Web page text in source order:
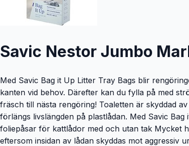
Savic Nestor Jumbo
Med Savic Bag it Up Litter Tray Bags blir
kanten vid behov. Därefter kan du fylla på med
fräsch till nästa rengöring! Toaletten är skyddad
förlängs livslängden på plastlådan. Med Savic
foliepåsar för kattlådor med och utan tak Mycket
eftersom insidan av lådan skyddas mot aggressiv